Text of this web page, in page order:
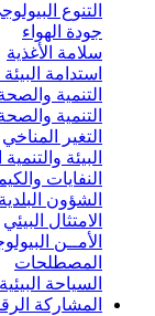
التنوع
جودة الهواء
سلامة الأغذية
استدامة
التنمية
التنمية
التغير المناخي
البيئة
النفايات
الشؤون البلدية
الامتثال البيئي
الأمــن
المصطلحات
السياحة البيئية
المشاركة